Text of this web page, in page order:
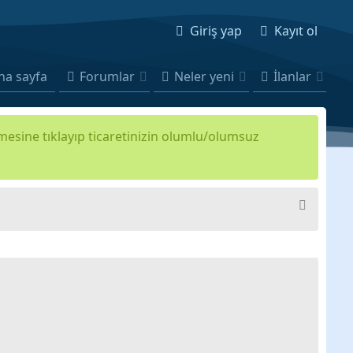
Giriş yap Kayıt ol
sayfa Forumlar Neler yeni İlanlar
tıklayıp ticaretinizin olumlu/olumsuz